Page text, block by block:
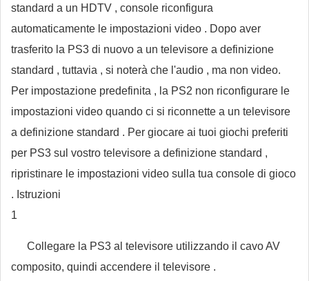
standard a un HDTV , console riconfigura
automaticamente le impostazioni video . Dopo aver
trasferito la PS3 di nuovo a un televisore a definizione
standard , tuttavia , si noterà che l'audio , ma non video.
Per impostazione predefinita , la PS2 non riconfigurare le
impostazioni video quando ci si riconnette a un televisore
a definizione standard . Per giocare ai tuoi giochi preferiti
per PS3 sul vostro televisore a definizione standard ,
ripristinare le impostazioni video sulla tua console di gioco
. Istruzioni
1
Collegare la PS3 al televisore utilizzando il cavo AV
composito, quindi accendere il televisore .